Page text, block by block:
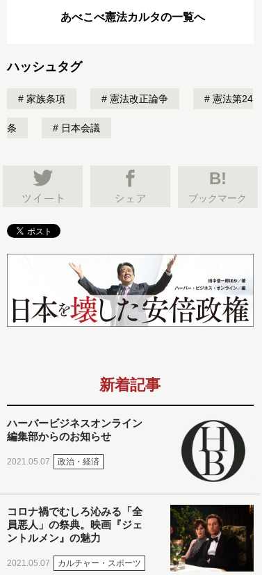
あべこべ憲法カルタの一覧へ
ハッシュタグ
家族条項 憲法改正論争 憲法第24
条 日本会議
B!
ブックマーク
新着記事
ハーバービジネスオンライン
編集部からのお知らせ
2021.05.07 政治・経済
コロナ禍でむしろ沁みる「全
員悪人」の祭典。映画『ジェ
ントルメン』の魅力
2021.05.07 カルチャー・スポーツ